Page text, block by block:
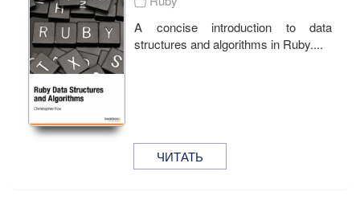
A concise introduction to data
structures and algorithms in Ruby....
ЧИТАТЬ